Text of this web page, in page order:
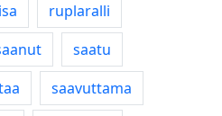
ruplaralli
saatu
saavuttama